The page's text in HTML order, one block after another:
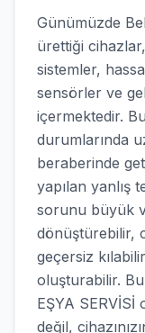
Günümüzde
ürettiği
sistemler,
sensörler ve
içermektedir.
durumlarında
beraberinde
yapılan yanlış
sorunu büyük
dönüştürebilir,
geçersiz
oluşturabilir.
EŞYA
değil,